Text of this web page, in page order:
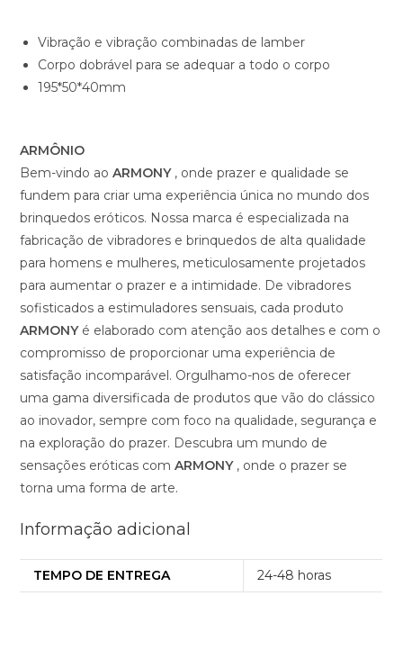
Vibração e vibração combinadas de lamber
Corpo dobrável para se adequar a todo o corpo
195*50*40mm
ARMÔNIO
Bem-vindo aoARMONY, onde prazer e qualidade se
fundem para criar uma experiência única no mundo dos
brinquedos eróticos. Nossa marca é especializada na
fabricação de vibradores e brinquedos de alta qualidade
para homens e mulheres, meticulosamente projetados
para aumentar o prazer e a intimidade. De vibradores
sofisticados a estimuladores sensuais, cada produto
ARMONYé elaborado com atenção aos detalhes e com o
compromisso de proporcionar uma experiência de
satisfação incomparável. Orgulhamo-nos de oferecer
uma gama diversificada de produtos que vão do clássico
ao inovador, sempre com foco na qualidade, segurança e
na exploração do prazer. Descubra um mundo de
sensações eróticas comARMONY, onde o prazer se
torna uma forma de arte.
Informação adicional
TEMPO DE ENTREGA 24-48 horas